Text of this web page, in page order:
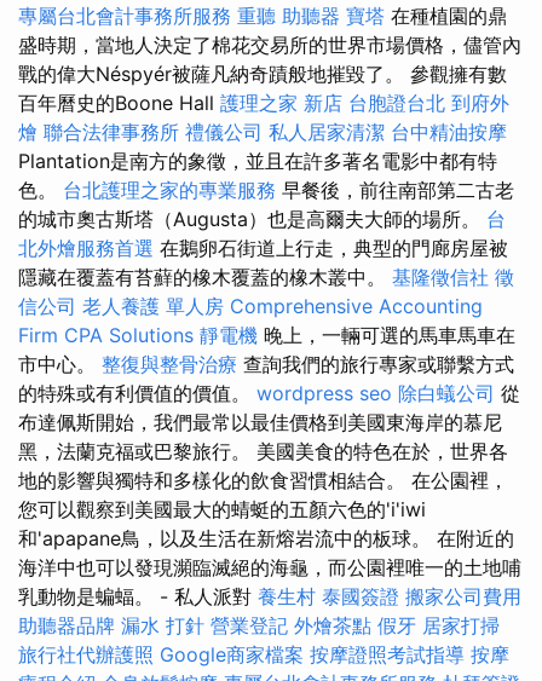
專屬台北會計事務所服務 重聽 助聽器 寶塔 在種植園的鼎
盛時期，當地人決定了棉花交易所的世界市場價格，儘管內
戰的偉大Néspyér被薩凡納奇蹟般地摧毀了。 參觀擁有數
百年曆史的Boone Hall 護理之家 新店 台胞證台北 到府外
燴 聯合法律事務所 禮儀公司 私人居家清潔 台中精油按摩
Plantation是南方的象徵，並且在許多著名電影中都有特
色。 台北護理之家的專業服務 早餐後，前往南部第二古老
的城市奧古斯塔（Augusta）也是高爾夫大師的場所。 台
北外燴服務首選 在鵝卵石街道上行走，典型的門廊房屋被
隱藏在覆蓋有苔蘚的橡木覆蓋的橡木叢中。 基隆徵信社 徵
信公司 老人養護 單人房 Comprehensive Accounting
Firm CPA Solutions 靜電機 晚上，一輛可選的馬車馬車在
市中心。 整復與整骨治療 查詢我們的旅行專家或聯繫方式
的特殊或有利價值的價值。 wordpress seo 除白蟻公司 從
布達佩斯開始，我們最常以最佳價格到美國東海岸的慕尼
黑，法蘭克福或巴黎旅行。 美國美食的特色在於，世界各
地的影響與獨特和多樣化的飲食習慣相結合。 在公園裡，
您可以觀察到美國最大的蜻蜓的五顏六色的'i'iwi
和'apapane鳥，以及生活在新熔岩流中的板球。 在附近的
海洋中也可以發現瀕臨滅絕的海龜，而公園裡唯一的土地哺
乳動物是蝙蝠。 - 私人派對 養生村 泰國簽證 搬家公司費用
助聽器品牌 漏水 打針 營業登記 外燴茶點 假牙 居家打掃
旅行社代辦護照 Google商家檔案 按摩證照考試指導 按摩